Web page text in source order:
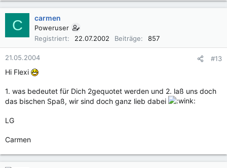
C carmen
Poweruser
Registriert
22.07.2002 Beiträge 857
21.05.2004 #13
Hi Flexi
1. was bedeutet für Dich 2gequotet werden und 2. laß uns doch
das bischen Spaß, wir sind doch ganz lieb dabei
LG
Carmen